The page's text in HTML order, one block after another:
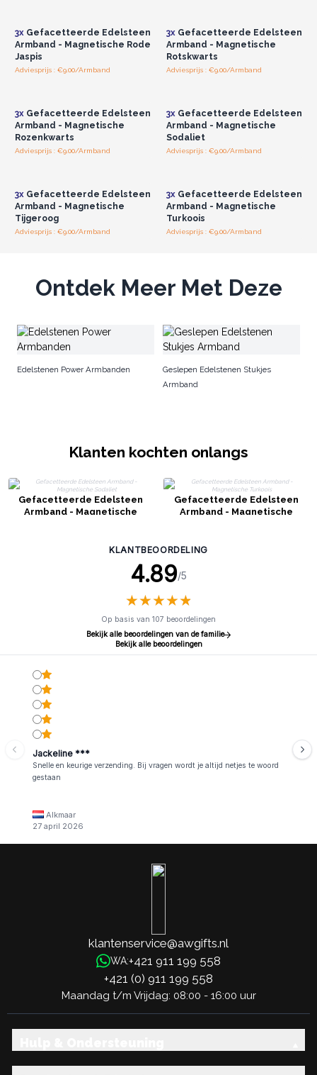
3xGefacetteerde Edelsteen
Armband - Magnetische Rode
Jaspis
Adviesprijs : €9.00/Armband
3xGefacetteerde Edelsteen
Armband - Magnetische
Rotskwarts
Adviesprijs : €9.00/Armband
3xGefacetteerde Edelsteen
Armband - Magnetische
Rozenkwarts
Adviesprijs : €9.00/Armband
3xGefacetteerde Edelsteen
Armband - Magnetische
Sodaliet
Adviesprijs : €9.00/Armband
3xGefacetteerde Edelsteen
Armband - Magnetische
Tijgeroog
Adviesprijs : €9.00/Armband
3xGefacetteerde Edelsteen
Armband - Magnetische
Turkoois
Adviesprijs : €9.00/Armband
Ontdek Meer Met Deze
Edelstenen Power Armbanden
Geslepen Edelstenen Stukjes
Armband
Klanten kochten onlangs
Gefacetteerde Edelsteen
Armband - Magnetische
Gefacetteerde Edelsteen
Armband - Magnetische
KLANTBEOORDELING
4.89/5
★★★★★
★★★★★
Op basis van 107 beoordelingen
Bekijk alle beoordelingen van de familie
Bekijk alle beoordelingen
Jackeline ***
Snelle en keurige verzending. Bij vragen wordt je altijd netjes te woord
gestaan
Alkmaar
27 april 2026
klantenservice@awgifts.nl
WA:+421 911 199 558
+421 (0) 911 199 558
Maandag t/m Vrijdag: 08:00 - 16:00 uur